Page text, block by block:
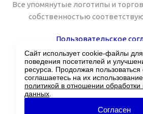
Все упомянутые логотипы и
собственностью
Пользовательское
Поддержка сайта
Сайт использует cookie-файлы
поведения посетителей и
ресурса. Продолжая
соглашаетесь на их
политикой в отношении
данных
Согласен